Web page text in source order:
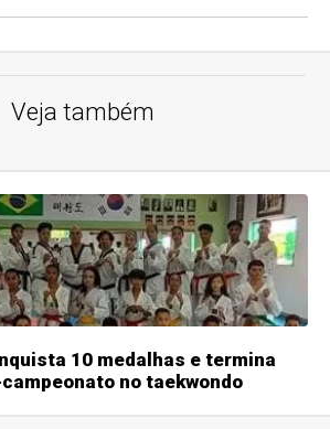
Veja também
10 medalhas e termina
no taekwondo